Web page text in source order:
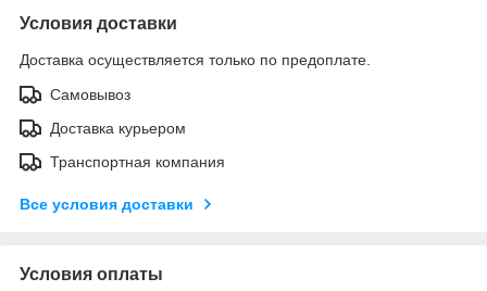
Условия доставки
Доставка осуществляется только по предоплате.
Самовывоз
Доставка курьером
Транспортная компания
Все условия доставки
Условия оплаты